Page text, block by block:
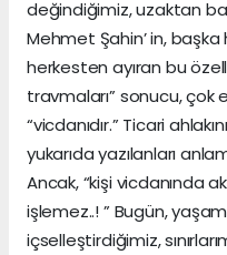
değindiğimiz, uzaktan
Mehmet Şahin’ in,
herkesten ayıran bu
travmaları” sonucu, çok
“vicdanıdır.” Ticari
yukarıda yazılanları
Ancak, “kişi vicdanında
işlemez..! ” Bugün,
içselleştirdiğimiz,